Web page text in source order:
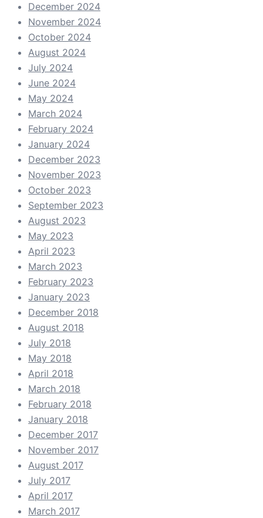
December 2024
November 2024
October 2024
August 2024
July 2024
June 2024
May 2024
March 2024
February 2024
January 2024
December 2023
November 2023
October 2023
September 2023
August 2023
May 2023
April 2023
March 2023
February 2023
January 2023
December 2018
August 2018
July 2018
May 2018
April 2018
March 2018
February 2018
January 2018
December 2017
November 2017
August 2017
July 2017
April 2017
March 2017